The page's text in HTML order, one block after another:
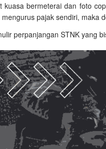
kuasa bermeterai dan foto
mengurus pajak sendiri, maka
perpanjangan STNK yang